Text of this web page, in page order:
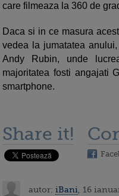
care filmeaza la 360 de
Daca si in ce masura
vedea la jumatatea
Andy Rubin, unde
majoritatea fosti angajati
smartphone.
Share it!
autor: iBani , 16